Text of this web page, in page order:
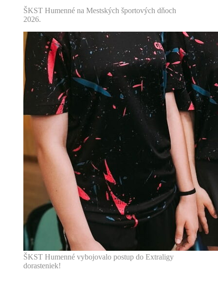
ŠKST Humenné na Mestských športových dňoch
2026.
ŠKST Humenné vybojovalo postup do Extraligy
dorasteniek!